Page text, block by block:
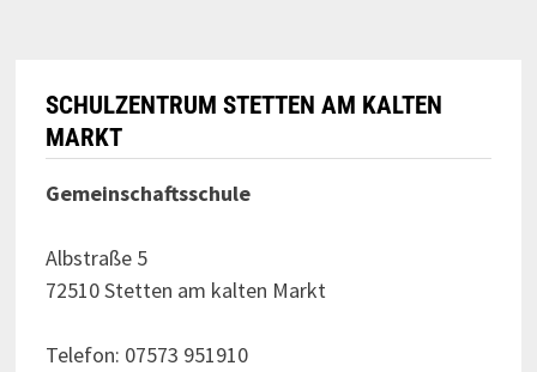
SCHULZENTRUM STETTEN AM KALTEN
MARKT
Gemeinschaftsschule
Albstraße 5
72510 Stetten am kalten Markt
Telefon: 07573 951910